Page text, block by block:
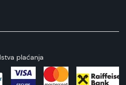
plaćanja